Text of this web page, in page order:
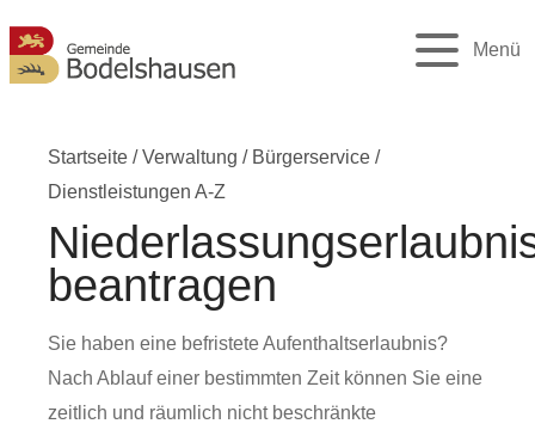
Menü
Startseite /Verwaltung / Bürgerservice /
Dienstleistungen A-Z
beantragen
Sie haben eine befristete Aufenthaltserlaubnis?
Nach Ablauf einer bestimmten Zeit können Sie eine
zeitlich und räumlich nicht beschränkte